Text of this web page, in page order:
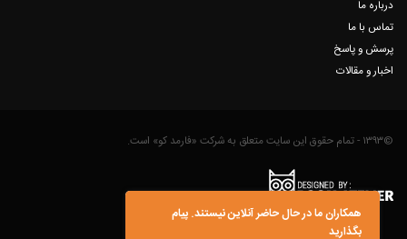
تماس با ما
پرسش و پاسخ
اخبار و مقالات
همکاران ما در حال حاضر آنلاین نیستند. پیام
بگذارید